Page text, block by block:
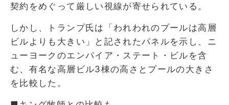
契約をめぐって厳しい視線が寄せられている。
しかし、トランプ氏は「われわれのプールは高層
ビルよりも大きい」と記されたパネルを示し、ニ
ューヨークのエンパイア・ステート・ビルを含
む、有名な高層ビル3棟の高さとプールの大きさ
を比較した。